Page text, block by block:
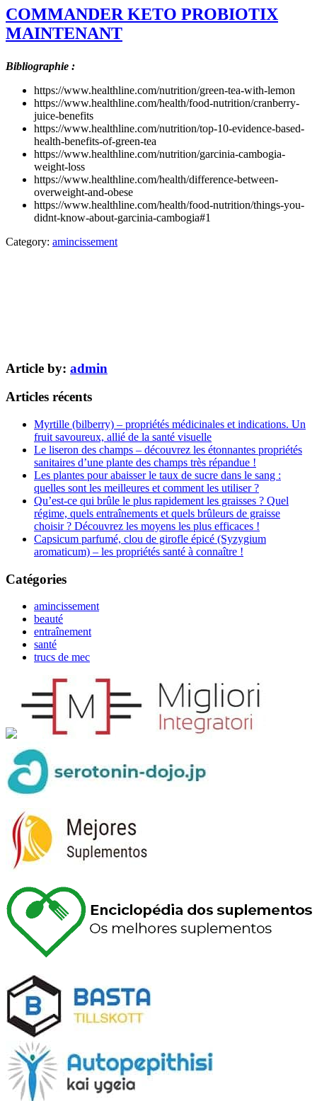
COMMANDER KETO PROBIOTIX
MAINTENANT
Bibliographie :
https://www.healthline.com/nutrition/green-tea-with-lemon
https://www.healthline.com/health/food-nutrition/cranberry-
juice-benefits
https://www.healthline.com/nutrition/top-10-evidence-based-
health-benefits-of-green-tea
https://www.healthline.com/nutrition/garcinia-cambogia-
weight-loss
https://www.healthline.com/health/difference-between-
overweight-and-obese
https://www.healthline.com/health/food-nutrition/things-you-
didnt-know-about-garcinia-cambogia#1
Category: amincissement
Article by: admin
Articles récents
Myrtille (bilberry) – propriétés médicinales et indications. Un
fruit savoureux, allié de la santé visuelle
Le liseron des champs – découvrez les étonnantes propriétés
sanitaires d’une plante des champs très répandue !
Les plantes pour abaisser le taux de sucre dans le sang :
quelles sont les meilleures et comment les utiliser ?
Qu’est-ce qui brûle le plus rapidement les graisses ? Quel
régime, quels entraînements et quels brûleurs de graisse
choisir ? Découvrez les moyens les plus efficaces !
Capsicum parfumé, clou de girofle épicé (Syzygium
aromaticum) – les propriétés santé à connaître !
Catégories
amincissement
beauté
entraînement
santé
trucs de mec